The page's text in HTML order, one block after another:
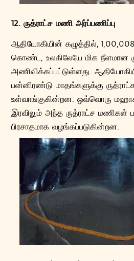
12. ருத்ராட்ச மணி அர்ப்பணிப்பு
ஆதியோகியின் கழுத்தில்,
கொண்ட, உலகிலேயே மிக நீளமான
அணிவிக்கப்பட்டுள்ளது.
பன்னிரண்டு மாதங்களுக்கு
உள்வாங்குகின்றன. ஒவ்வொரு
இரவிலும் அந்த ருத்ராட்ச மணிகள்
பிரசாதமாக வழங்கப்படுகின்றன.